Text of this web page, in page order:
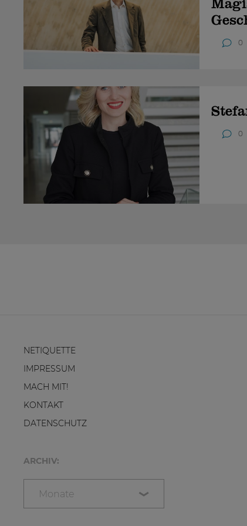
0
0
NETIQUETTE
IMPRESSUM
MACH MIT!
KONTAKT
DATENSCHUTZ
ARCHIV:
Monate